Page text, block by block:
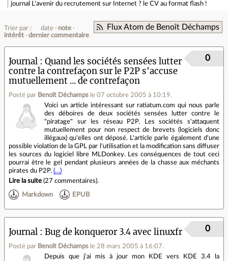
journal
L'avenir du recrutement sur Internet ? le CV au format flash !
Flux Atom de Benoît Déchamps
Trier par : date
note
intérêt
dernier commentaire
Journal
Quand les sociétés sensées lutter
contre la contrefaçon sur le P2P s'accuse
mutuellement ... de contrefaçon
Posté par Benoît Déchamps le 07 octobre 2005 à 10:19.
0
Voici un article intéressant sur ratiatum.com qui nous parle
des déboires de deux sociétés sensées lutter contre le
"piratage" sur les réseau P2P. Les sociétés s'attaquent
mutuellement pour non respect de brevets (logiciels donc
illégaux) qu'elles ont déposé. L'article parle également d'une
possible violation de la GPL par l'utilisation et la modification sans diffuser
les sources du logiciel libre MLDonkey. Les conséquences de tout ceci
pourrai être le gel pendant plusieurs années de la chasse aux méchants
pirates du P2P. (…)
Lire la suite (27 commentaires).
Markdown EPUB
Journal Bug de konqueror 3.4 avec linuxfr
Posté par Benoît Déchamps le 28 mars 2005 à 16:07.
0
Depuis que j'ai mis à jour mon KDE vers KDE 3.4 la